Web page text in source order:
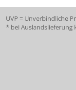
UVP = Unverbindliche
* bei Auslandslieferung